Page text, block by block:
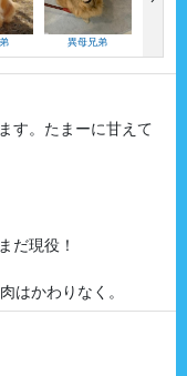
異母兄弟
す。たまーに甘えて
だ現役！
はかわりなく。